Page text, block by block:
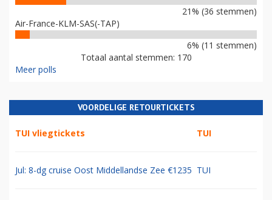
21% (36 stemmen)
Air-France-KLM-SAS(-TAP)
6% (11 stemmen)
Totaal aantal stemmen: 170
Meer polls
VOORDELIGE RETOURTICKETS
TUI vliegtickets TUI
Jul: 8-dg cruise Oost Middellandse Zee €1235 TUI